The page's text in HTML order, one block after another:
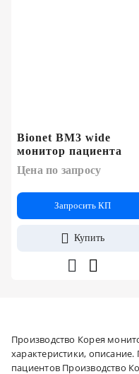
Bionet BM3 wide
монитор пациента
Цена по запросу
Запросить КП
Купить
Производство Корея
характеристики,
пациентов Производство